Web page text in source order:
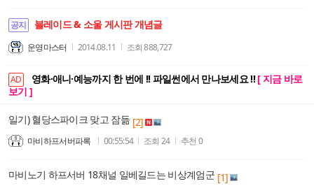
공지 블레이드 & 소울 게시판 개념글
운영마스터 2014.08.11 조회888,727
AD 영화·애니·예능까지 한 번에 !! 파일썬에서 만나보세요 !! [ 지금 바로
보기 ]
일기) 혈당스파이크 맞고 잠듦 [2]
마비하프서버파록 00:55:54 조회 24 추천 0
마비노기 하프서버 18채널 일베길드는 비상계엄군 [1]